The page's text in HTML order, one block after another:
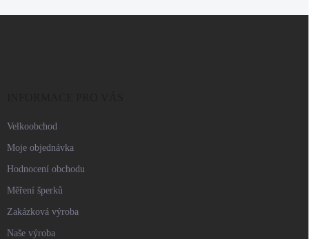
Velkoobchod
Moje objednávka
Hodnocení obchodu
Měření šperků
Zakázková výroba
Naše výroba